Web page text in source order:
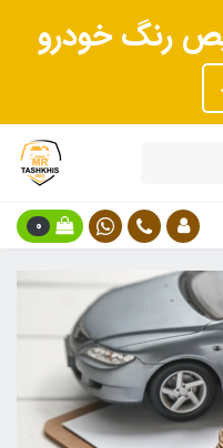
رنگ خودرو
0